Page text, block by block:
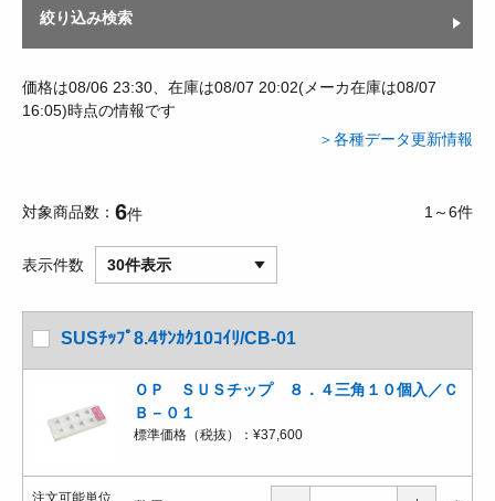
絞り込み検索
価格は08/06 23:30、在庫は08/07 20:02(メーカ在庫は08/07
16:05)時点の情報です
＞各種データ更新情報
対象商品数 6件 1～6件
表示件数 30件表示
SUSﾁｯﾌﾟ8.4ｻﾝｶｸ10ｺｲﾘ/CB-01
ＯＰ ＳＵＳチップ ８．４三角１０個入／Ｃ
Ｂ－０１
標準価格（税抜）： ¥37,600
注文可能単位